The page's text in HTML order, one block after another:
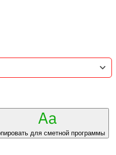
для сметной программы